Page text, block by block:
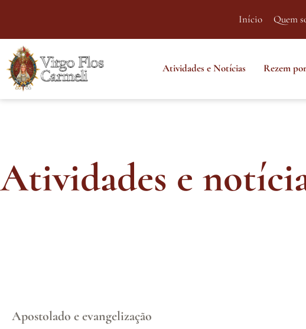
Início Quem
Atividades e Notícias Rezem
Atividades e
Apostolado e evangelização